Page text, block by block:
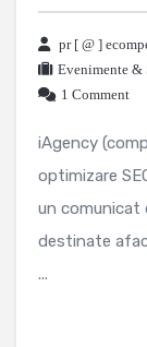
pr [ @ ]
Evenimente &
1 Comment
iAgency
optimizare
un comunicat
destinate
...